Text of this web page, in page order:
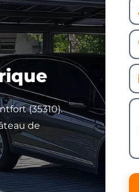
(35310).
de